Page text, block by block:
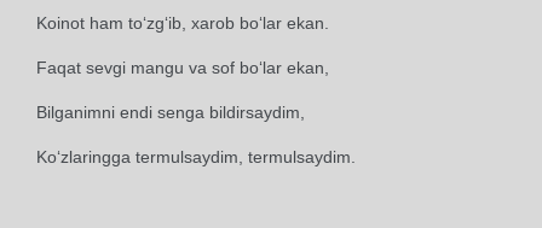
Koinot ham to‘zg‘ib, xarob bo‘lar ekan.
Faqat sevgi mangu va sof bo‘lar ekan,
Bilganimni endi senga bildirsaydim,
Ko‘zlaringga termulsaydim, termulsaydim.